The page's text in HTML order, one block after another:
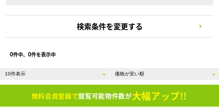
検索条件を変更する
0件中、 0件を表示中
無料会員登録で閲覧可能物件数が大幅アップ!!